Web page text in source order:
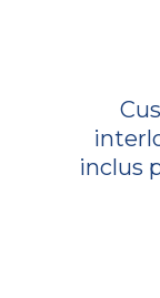
inclus